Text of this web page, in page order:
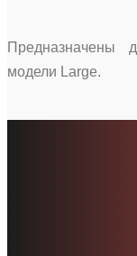
Предназначены
модели Large.